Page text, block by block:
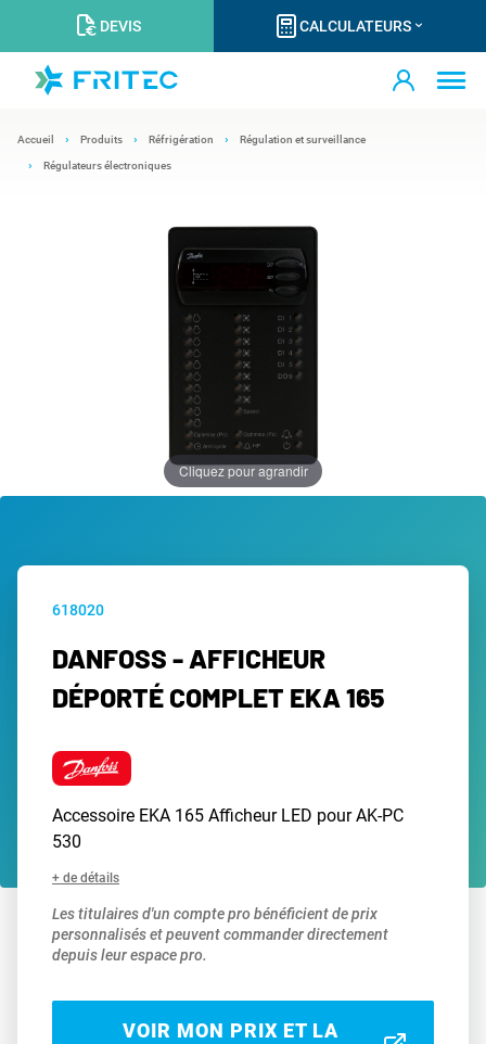
DEVIS CALCULATEURS
Accueil Produits Réfrigération Régulation et surveillance
Régulateurs électroniques
Cliquez pour agrandir
618020
DANFOSS - AFFICHEUR
DÉPORTÉ COMPLET EKA 165
Accessoire EKA 165 Afficheur LED pour AK-PC
530
+ de détails
Les titulaires d'un compte pro bénéficient de prix
personnalisés et peuvent commander directement
depuis leur espace pro.
VOIR MON PRIX ET LA